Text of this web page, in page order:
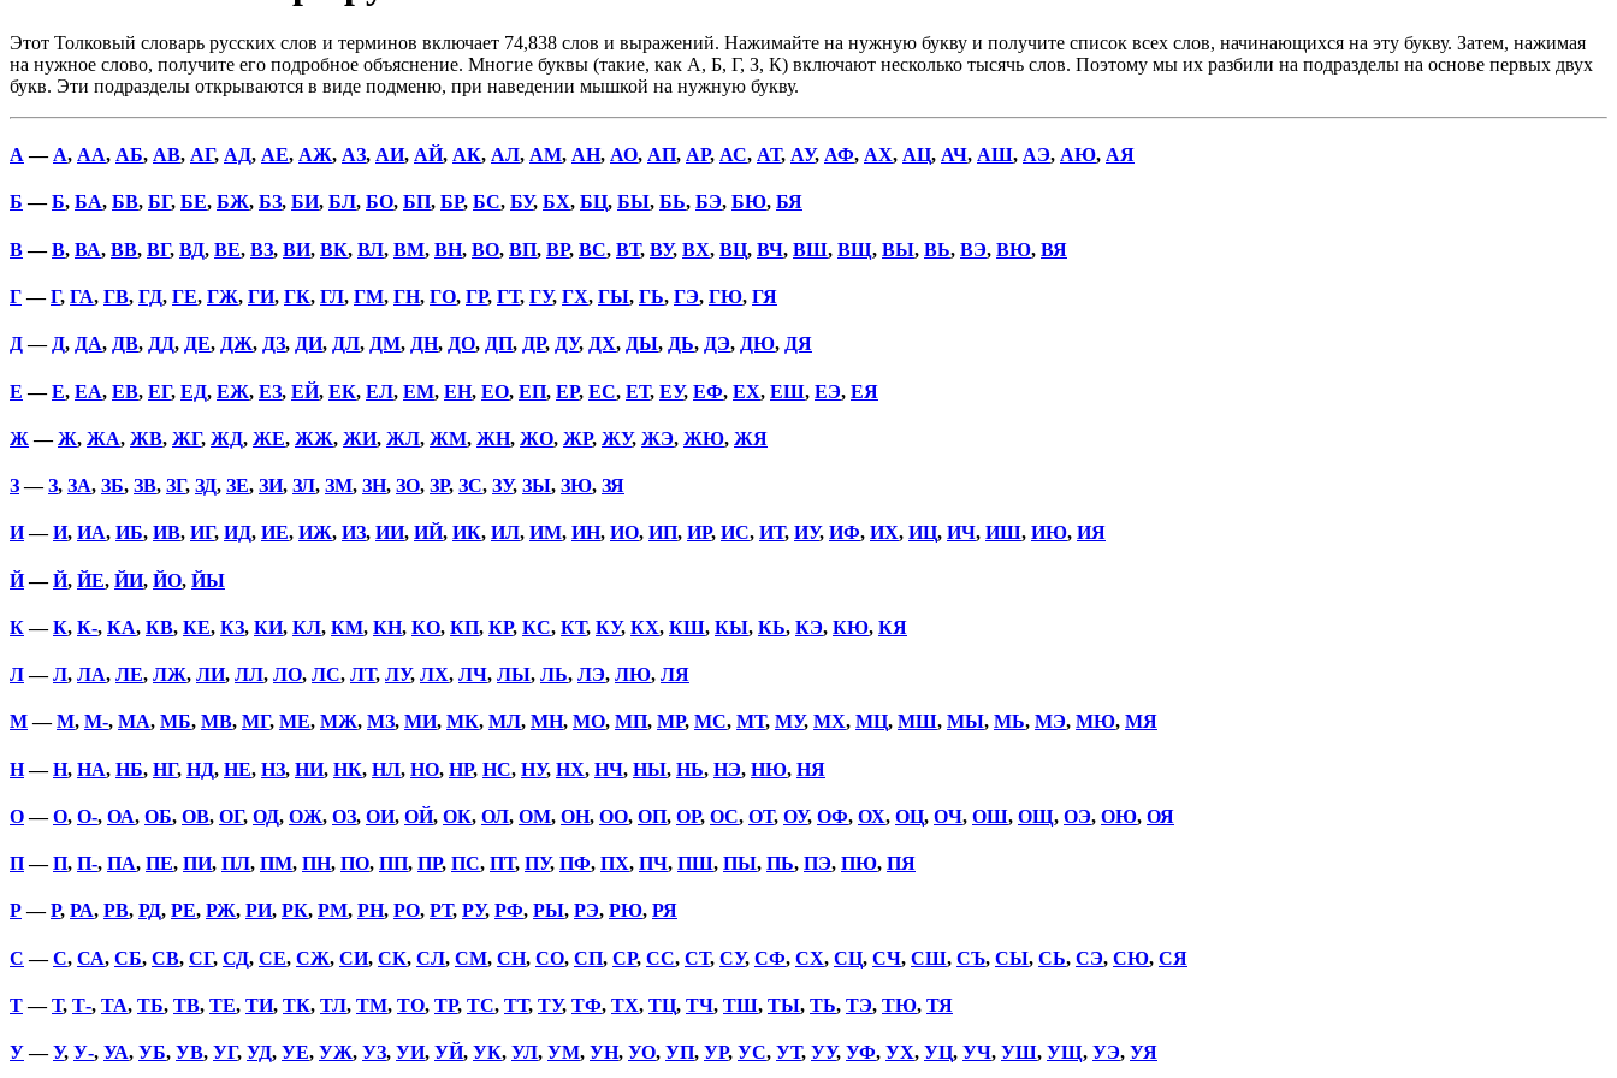
Этот Толковый словарь русских слов и терминов включает 74,838 слов и выражений. Нажимайте на нужную букву и получите список всех слов, начинающихся на эту букву. Затем, нажимая
на нужное слово, получите его подробное объяснение. Многие буквы (такие, как А, Б, Г, З, К) включают несколько тысячь слов. Поэтому мы их разбили на подразделы на основе первых двух
букв. Эти подразделы открываются в виде подменю, при наведении мышкой на нужную букву.
А — А, АА, АБ, АВ, АГ, АД, АЕ, АЖ, АЗ, АИ, АЙ, АК, АЛ, АМ, АН, АО, АП, АР, АС, АТ, АУ, АФ, АХ, АЦ, АЧ, АШ, АЭ, АЮ, АЯ
Б —Б, БА, БВ, БГ, БЕ, БЖ, БЗ, БИ, БЛ, БО, БП, БР, БС, БУ, БХ, БЦ, БЫ, БЬ, БЭ, БЮ, БЯ
В—В, ВА, ВВ, ВГ, ВД, ВЕ, ВЗ, ВИ, ВК, ВЛ, ВМ, ВН, ВО, ВП, ВР, ВС, ВТ, ВУ, ВХ, ВЦ, ВЧ, ВШ, ВЩ, ВЫ, ВЬ, ВЭ, ВЮ, ВЯ
Г—Г, ГА, ГВ, ГД, ГЕ, ГЖ, ГИ, ГК, ГЛ, ГМ, ГН, ГО, ГР, ГТ, ГУ, ГХ, ГЫ, ГЬ, ГЭ, ГЮ, ГЯ
Д— Д, ДА, ДВ, ДД, ДЕ, ДЖ, ДЗ, ДИ, ДЛ, ДМ, ДН, ДО, ДП, ДР, ДУ, ДХ, ДЫ, ДЬ, ДЭ, ДЮ, ДЯ
Е —Е, ЕА, ЕВ, ЕГ, ЕД, ЕЖ, ЕЗ, ЕЙ, ЕК, ЕЛ, ЕМ, ЕН, ЕО, ЕП, ЕР, ЕС, ЕТ, ЕУ, ЕФ, ЕХ, ЕШ, ЕЭ, ЕЯ
Ж —Ж, ЖА, ЖВ, ЖГ, ЖД, ЖЕ, ЖЖ, ЖИ, ЖЛ, ЖМ, ЖН, ЖО, ЖР, ЖУ, ЖЭ, ЖЮ, ЖЯ
З—З, ЗА, ЗБ, ЗВ, ЗГ, ЗД, ЗЕ, ЗИ, ЗЛ, ЗМ, ЗН, ЗО, ЗР, ЗС, ЗУ, ЗЫ, ЗЮ, ЗЯ
И—И, ИА, ИБ, ИВ, ИГ, ИД, ИЕ, ИЖ, ИЗ, ИИ, ИЙ, ИК, ИЛ, ИМ, ИН, ИО, ИП, ИР, ИС, ИТ, ИУ, ИФ, ИХ, ИЦ, ИЧ, ИШ, ИЮ, ИЯ
Й—Й, ЙЕ, ЙИ, ЙО, ЙЫ
К—К, К-, КА, КВ, КЕ, КЗ, КИ, КЛ, КМ, КН, КО, КП, КР, КС, КТ, КУ, КХ, КШ, КЫ, КЬ, КЭ, КЮ, КЯ
Л—Л, ЛА, ЛЕ, ЛЖ, ЛИ, ЛЛ, ЛО, ЛС, ЛТ, ЛУ, ЛХ, ЛЧ, ЛЫ, ЛЬ, ЛЭ, ЛЮ, ЛЯ
М—М, М-, МА, МБ, МВ, МГ, МЕ, МЖ, МЗ, МИ, МК, МЛ, МН, МО, МП, МР, МС, МТ, МУ, МХ, МЦ, МШ, МЫ, МЬ, МЭ, МЮ, МЯ
Н—Н, НА, НБ, НГ, НД, НЕ, НЗ, НИ, НК, НЛ, НО, НР, НС, НУ, НХ, НЧ, НЫ, НЬ, НЭ, НЮ, НЯ
О—О, О-, ОА, ОБ, ОВ, ОГ, ОД, ОЖ, ОЗ, ОИ, ОЙ, ОК, ОЛ, ОМ, ОН, ОО, ОП, ОР, ОС, ОТ, ОУ, ОФ, ОХ, ОЦ, ОЧ, ОШ, ОЩ, ОЭ, ОЮ, ОЯ
П—П, П-, ПА, ПЕ, ПИ, ПЛ, ПМ, ПН, ПО, ПП, ПР, ПС, ПТ, ПУ, ПФ, ПХ, ПЧ, ПШ, ПЫ, ПЬ, ПЭ, ПЮ, ПЯ
Р—Р, РА, РВ, РД, РЕ, РЖ, РИ, РК, РМ, РН, РО, РТ, РУ, РФ, РЫ, РЭ, РЮ, РЯ
С —С, СА, СБ, СВ, СГ, СД, СЕ, СЖ, СИ, СК, СЛ, СМ, СН, СО, СП, СР, СС, СТ, СУ, СФ, СХ, СЦ, СЧ, СШ, СЪ, СЫ, СЬ, СЭ, СЮ, СЯ
Т—Т, Т-, ТА, ТБ, ТВ, ТЕ, ТИ, ТК, ТЛ, ТМ, ТО, ТР, ТС, ТТ, ТУ, ТФ, ТХ, ТЦ, ТЧ, ТШ, ТЫ, ТЬ, ТЭ, ТЮ, ТЯ
У—У, У-, УА, УБ, УВ, УГ, УД, УЕ, УЖ, УЗ, УИ, УЙ, УК, УЛ, УМ, УН, УО, УП, УР, УС, УТ, УУ, УФ, УХ, УЦ, УЧ, УШ, УЩ, УЭ, УЯ